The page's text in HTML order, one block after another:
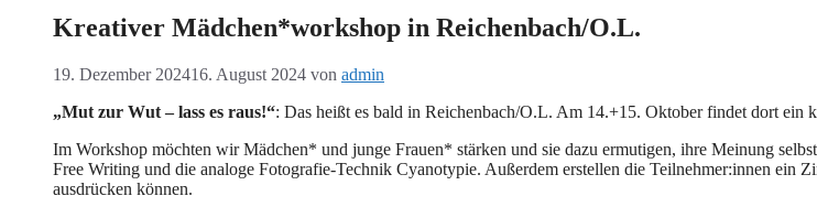
Kreativer Mädchen*workshop in Reichenbach/O.L.
19. Dezember 202416. August 2024 von admin
„Mut zur Wut – lass es raus!“: Das heißt es bald in Reichenbach/O.L. Am 14.+15. Oktober findet dort ein
Im Workshop möchten wir Mädchen* und junge Frauen* stärken und sie dazu ermutigen, ihre Meinung
Free Writing und die analoge Fotografie-Technik Cyanotypie. Außerdem erstellen die Teilnehmer:innen ein
ausdrücken können.